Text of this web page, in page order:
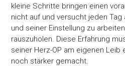
kleine Schritte bringen einen
nicht auf und versucht jeden Tag
und seiner Einstellung zu
rauszuholen. Diese Erfahrung
seiner Herz-OP am eigenen Leib
noch stärker gemacht.